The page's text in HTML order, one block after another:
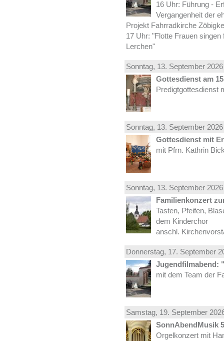
16 Uhr: Führung -
Vergangenheit der
Projekt Fahrradkirche
17 Uhr: "Flotte Frauen
Lerchen"
Sonntag, 13. September
Gottesdienst am
Predigtgottesdienst
Sonntag, 13. September
Gottesdienst mit
mit Pfrn. Kathrin
Sonntag, 13. September
Familienkonzert
Tasten, Pfeifen,
dem Kinderchor
anschl.
Donnerstag, 17. September
Jugendfilmabend:
mit dem Team der
Samstag, 19. September
SonnAbendMusik 5
Orgelkonzert mit